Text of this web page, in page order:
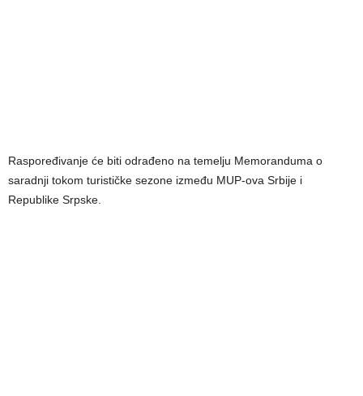
Raspoređivanje će biti odrađeno na temelju Memoranduma o
saradnji tokom turističke sezone između MUP-ova Srbije i
Republike Srpske.